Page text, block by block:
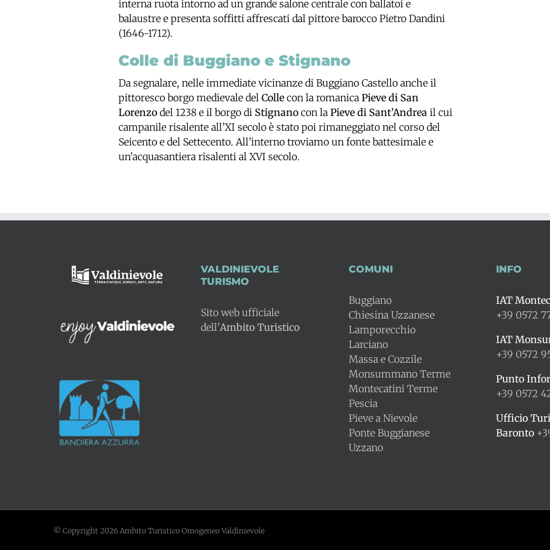
interna ruota intorno ad un grande salone centrale con ballatoi e
balaustre e presenta soffitti affrescati dal pittore barocco Pietro Dandini
(1646-1712).
Colle di Buggiano e Stignano
Da segnalare, nelle immediate vicinanze di Buggiano Castello anche il
pittoresco borgo medievale del Collecon la romanicaPieve di San
Lorenzodel 1238 e il borgo di Stignanocon la Pieve di Sant’Andreail cui
campanile risalente all’XI secolo è stato poi rimaneggiato nel corso del
Seicento e del Settecento. All’interno troviamo un fonte battesimale e
un’acquasantiera risalenti al XVI secolo.
VALDINIEVOLE
TURISMO
Sito web ufficiale
dell’Ambito Turistico
COMUNI
Buggiano
Chiesina Uzzanese
Lamporecchio
Larciano
Massa e Cozzile
Monsummano Terme
Montecatini Terme
Pescia
Pieve a Nievole
Ponte Buggianese
Uzzano
INFO
IAT
+39 0572
IAT
+39 0572
Punto
+39 0572
Ufficio
Baronto
© Copyright 2026 Ambito Turistico Omogeneo Valdinievole